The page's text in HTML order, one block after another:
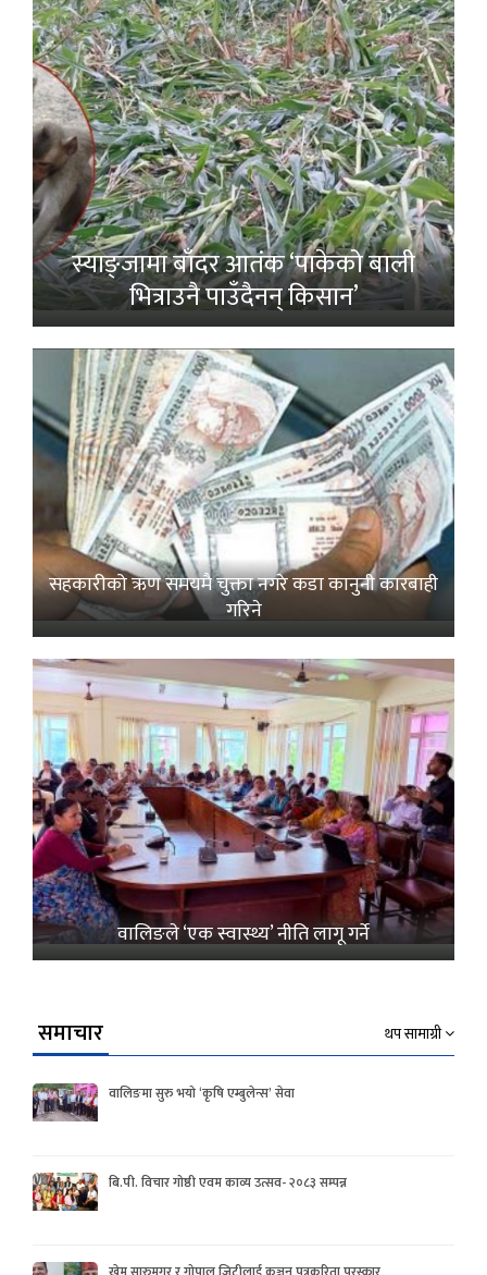
स्याङ्जामा बाँदर आतंक ‘पाकेको बाली
भित्राउनै पाउँदैनन् किसान’
सहकारीको ऋण समयमै चुक्ता नगरे कडा कानुनी कारबाही
गरिने
वालिङले ‘एक स्वास्थ्य’ नीति लागू गर्ने
समाचार थप सामाग्री
वालिङमा सुरु भयो ‘कृषि एम्बुलेन्स’ सेवा
बि.पी. विचार गोष्ठी एवम काव्य उत्सव- २०८३ सम्पन्न